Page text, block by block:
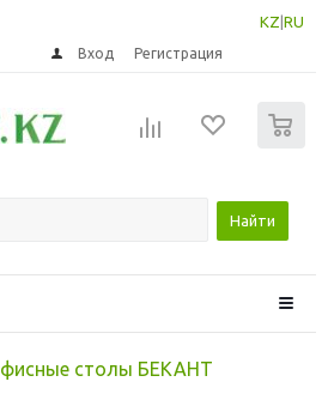
KZ RU
Вход Регистрация
Найти
столы БЕКАНТ